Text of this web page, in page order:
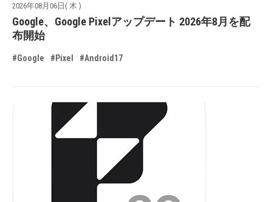
2026年08月06日( 木 )
Google、Google Pixelアップデート 2026年8月を配
布開始
#Google #Pixel #Android17